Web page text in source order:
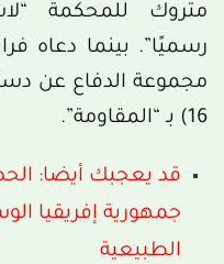
متروك للمحكمة
رسميًا”. بينما دعاه
16) بـ “المقاومة”.
قد يعجبك أيضا:
جمهورية إفريقيا
الطبيعية